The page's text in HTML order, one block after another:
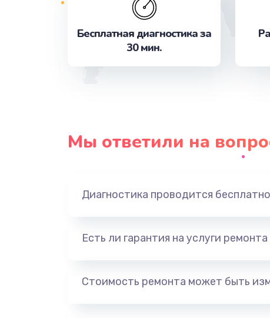
Декальцинация
Замена сальника заварного блока
Замена жерновов
Замена бойлера
Бесплатная диагностика за
30 мин.
Мы ответили на
Диагностика проводится
Есть ли гарантия на услуги
Стоимость ремонта может быть